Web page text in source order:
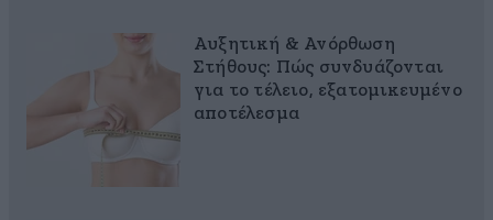
Αυξητική & Ανόρθωση
Στήθους: Πώς συνδυάζονται
για το τέλειο, εξατομικευμένο
αποτέλεσμα